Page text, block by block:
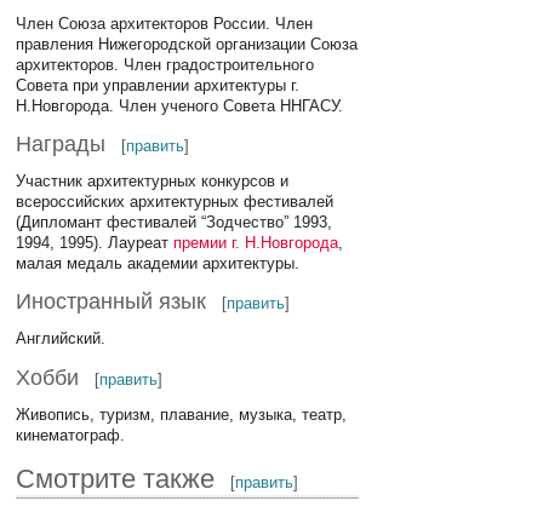
Член Союза архитекторов России. Член
правления Нижегородской организации Союза
архитекторов. Член градостроительного
Совета при управлении архитектуры г.
Н.Новгорода. Член ученого Совета ННГАСУ.
Награды [править]
Участник архитектурных конкурсов и
всероссийских архитектурных фестивалей
(Дипломант фестивалей “Зодчество” 1993,
1994, 1995). Лауреатпремии г. Н.Новгорода
малая медаль академии архитектуры.
Иностранный язык [править]
Английский.
Хобби [править]
Живопись, туризм, плавание, музыка, театр,
кинематограф.
Смотрите также [править]